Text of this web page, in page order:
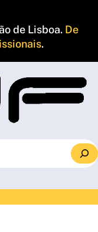
de Lisboa. De
.